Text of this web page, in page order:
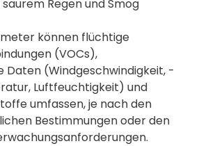
Regen und Smog
können flüchtige
(VOCs),
Daten (Windgeschwindigkeit, -
Luftfeuchtigkeit) und
umfassen, je nach den
Bestimmungen oder den